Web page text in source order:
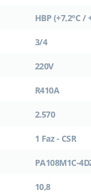
HBP (+7,2°C /
3/4
220V
R410A
2.570
1 Faz - CSR
PA108M1C-
10,8